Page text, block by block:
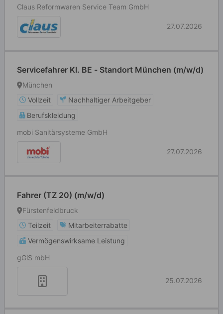
Claus Reformwaren Service Team GmbH
27.07.2026
Servicefahrer Kl. BE - Standort München (m/w/d)
München
Vollzeit
Nachhaltiger Arbeitgeber
Berufskleidung
mobi Sanitärsysteme GmbH
27.07.2026
Fahrer (TZ 20) (m/w/d)
Fürstenfeldbruck
Teilzeit
Mitarbeiterrabatte
Vermögenswirksame Leistung
gGiS mbH
25.07.2026